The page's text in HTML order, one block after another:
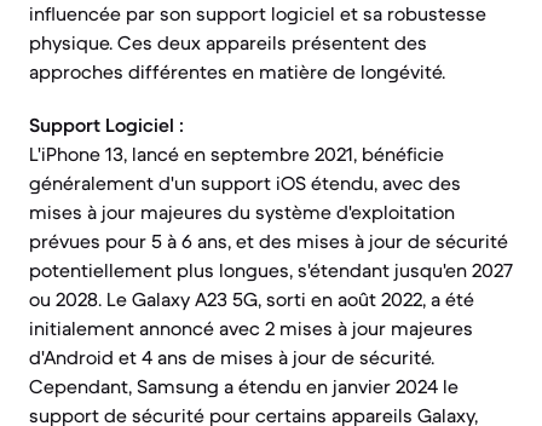
influencée par son support logiciel et sa robustesse
physique. Ces deux appareils présentent des
approches différentes en matière de longévité.
Support Logiciel :
L'iPhone 13, lancé en septembre 2021, bénéficie
généralement d'un support iOS étendu, avec des
mises à jour majeures du système d'exploitation
prévues pour 5 à 6 ans, et des mises à jour de sécurité
potentiellement plus longues, s'étendant jusqu'en 2027
ou 2028. Le Galaxy A23 5G, sorti en août 2022, a été
initialement annoncé avec 2 mises à jour majeures
d'Android et 4 ans de mises à jour de sécurité.
Cependant, Samsung a étendu en janvier 2024 le
support de sécurité pour certains appareils Galaxy,